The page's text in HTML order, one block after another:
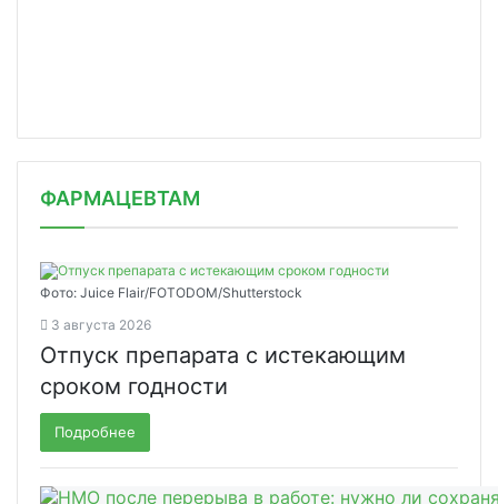
ФАРМАЦЕВТАМ
Фото: Juice Flair/FOTODOM/Shutterstoсk
3 августа 2026
Отпуск препарата с истекающим
сроком годности
Подробнее